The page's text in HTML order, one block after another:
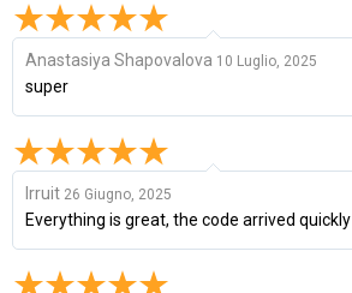
Anastasiya Shapovalova 10 Luglio, 2025
super
Irruit 26 Giugno, 2025
Everything is great, the code arrived quickly